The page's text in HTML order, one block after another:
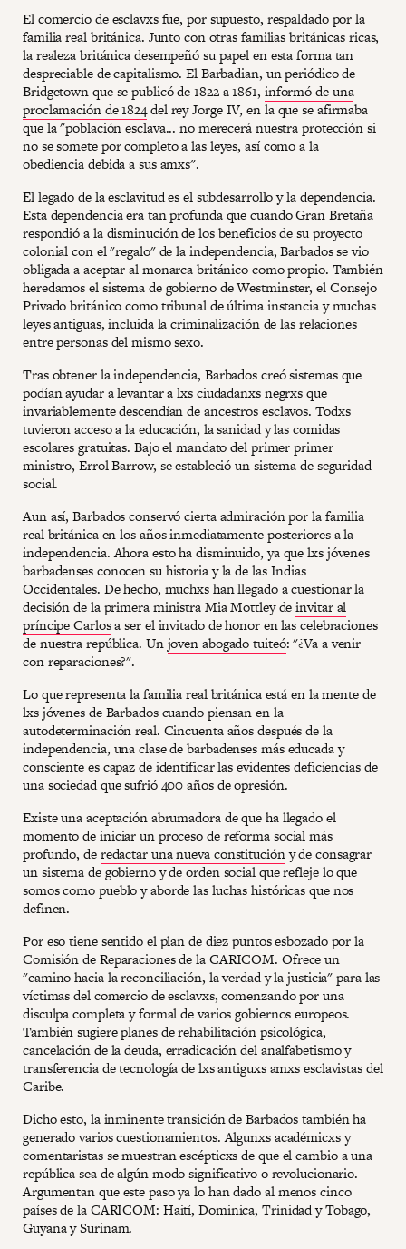
El comercio de esclavxs fue, por supuesto, respaldado por la
familia real británica. Junto con otras familias británicas ricas,
la realeza británica desempeñó su papel en esta forma tan
despreciable de capitalismo. El Barbadian, un periódico de
Bridgetown que se publicó de 1822 a 1861, informó de una
proclamación de 1824del rey Jorge IV, en la que se afirmaba
que la "población esclava... no merecerá nuestra protección si
no se somete por completo a las leyes, así como a la
obediencia debida a sus amxs".
El legado de la esclavitud es el subdesarrollo y la dependencia.
Esta dependencia era tan profunda que cuando Gran Bretaña
respondió a la disminución de los beneficios de su proyecto
colonial con el "regalo" de la independencia, Barbados se vio
obligada a aceptar al monarca británico como propio. También
heredamos el sistema de gobierno de Westminster, el Consejo
Privado británico como tribunal de última instancia y muchas
leyes antiguas, incluida la criminalización de las relaciones
entre personas del mismo sexo.
Tras obtener la independencia, Barbados creó sistemas que
podían ayudar a levantar a lxs ciudadanxs negrxs que
invariablemente descendían de ancestros esclavos. Todxs
tuvieron acceso a la educación, la sanidad y las comidas
escolares gratuitas. Bajo el mandato del primer primer
ministro, Errol Barrow, se estableció un sistema de seguridad
social.
Aun así, Barbados conservó cierta admiración por la familia
real británica en los años inmediatamente posteriores a la
independencia. Ahora esto ha disminuido, ya que lxs jóvenes
barbadenses conocen su historia y la de las Indias
Occidentales. De hecho, muchxs han llegado a cuestionar la
decisión de la primera ministra Mia Mottley deinvitar al
príncipe Carlosa ser el invitado de honor en las celebraciones
de nuestra república. Unjoven abogado tuiteó: "¿Va a venir
con reparaciones?".
Lo que representa la familia real británica está en la mente de
lxs jóvenes de Barbados cuando piensan en la
autodeterminación real. Cincuenta años después de la
independencia, una clase de barbadenses más educada y
consciente es capaz de identificar las evidentes deficiencias de
una sociedad que sufrió 400 años de opresión.
Existe una aceptación abrumadora de que ha llegado el
momento de iniciar un proceso de reforma social más
profundo, deredactar una nueva constitucióny de consagrar
un sistema de gobierno y de orden social que refleje lo que
somos como pueblo y aborde las luchas históricas que nos
definen.
Por eso tiene sentido el plan de diez puntos esbozado por la
Comisión de Reparaciones de la CARICOM. Ofrece un
"camino hacia la reconciliación, la verdad y la justicia" para las
víctimas del comercio de esclavxs, comenzando por una
disculpa completa y formal de varios gobiernos europeos.
También sugiere planes de rehabilitación psicológica,
cancelación de la deuda, erradicación del analfabetismo y
transferencia de tecnología de lxs antiguxs amxs esclavistas del
Caribe.
Dicho esto, la inminente transición de Barbados también ha
generado varios cuestionamientos. Algunxs académicxs y
comentaristas se muestran escépticxs de que el cambio a una
república sea de algún modo significativo o revolucionario.
Argumentan que este paso ya lo han dado al menos cinco
países de la CARICOM: Haití, Dominica, Trinidad y Tobago,
Guyana y Surinam.